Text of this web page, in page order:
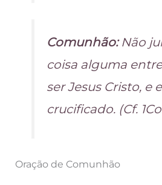
Comunhão:Não
coisa alguma
ser Jesus Cristo, e
crucificado. (Cf.
Oração de Comunhão